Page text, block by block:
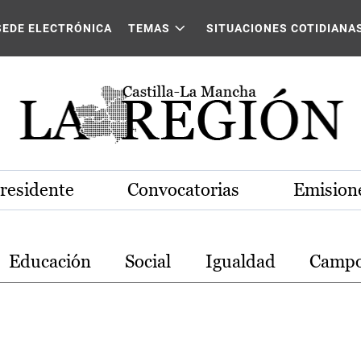
La Mancha
ELECTRÓNICA TEMAS SITUACIONES
Convocatorias
Educación Social Igualdad